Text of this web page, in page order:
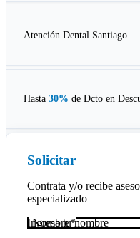
Atención Dental Santiago
Hasta 30% de Dcto en
Solicitar
Contrata y/o recibe
especializado
Nombre